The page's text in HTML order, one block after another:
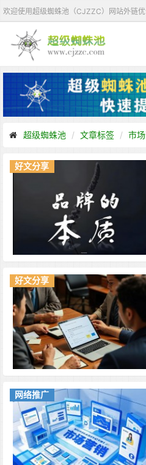
欢迎使用超级蜘蛛池（CJZZC）网站外链
超级蜘蛛池 文章标签 市
好文分享
好文分享
网络推广